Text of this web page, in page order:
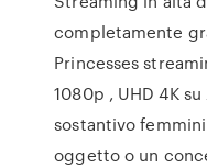
completamente
Princesses
1080p , UHD 4K
sostantivo
oggetto o un